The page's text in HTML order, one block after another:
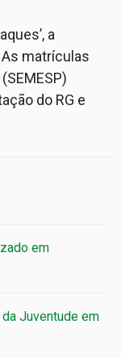
a
matrículas
do RG e
em
Juventude em